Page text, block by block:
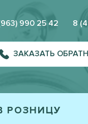
990 25 42 8
ЗАКАЗАТЬ
РОЗНИЦУ